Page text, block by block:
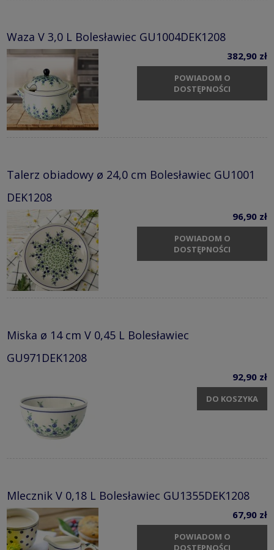
Waza V 3,0 L Bolesławiec GU1004DEK1208
382,90 zł
POWIADOM O
DOSTĘPNOŚCI
Talerz obiadowy ø 24,0 cm Bolesławiec GU1001
DEK1208
96,90 zł
POWIADOM O
DOSTĘPNOŚCI
Miska ø 14 cm V 0,45 L Bolesławiec
GU971DEK1208
92,90 zł
DO KOSZYKA
Mlecznik V 0,18 L Bolesławiec GU1355DEK1208
67,90 zł
POWIADOM O
DOSTĘPNOŚCI